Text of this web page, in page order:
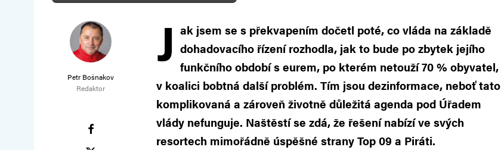
Petr Bošnakov
Redaktor
J ak jsem se s překvapením dočetl poté, co vláda na základě
dohadovacího řízení rozhodla, jak to bude po zbytek jejího
funkčního období s eurem, po kterém netouží 70 % obyvatel,
v koalici bobtná další problém. Tím jsou dezinformace, neboť tato
komplikovaná a zároveň životně důležitá agenda pod Úřadem
vlády nefunguje. Naštěstí se zdá, že řešení nabízí ve svých
resortech mimořádně úspěšné strany Top 09 a Piráti.